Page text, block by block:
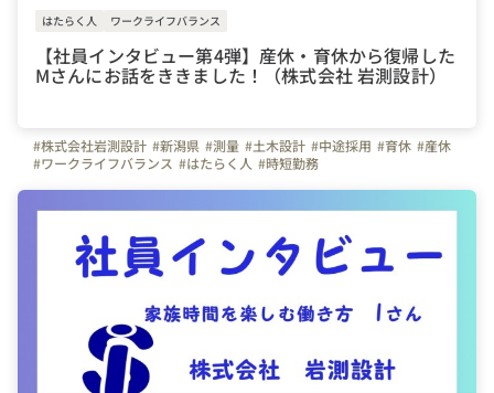
はたらく人 ワークライフバランス
【社員インタビュー第4弾】産休・育休から復帰した
Mさんにお話をききました！（株式会社 岩測設計）
#株式会社岩測設計 #新潟県 #測量 #土木設計 #中途採用 #育休 #産休
#ワークライフバランス #はたらく人 #時短勤務